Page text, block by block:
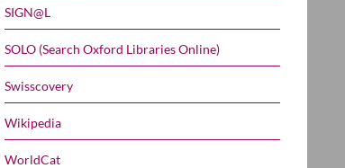
SIGN@L
SOLO (Search Oxford Libraries Online)
Swisscovery
Wikipedia
WorldCat